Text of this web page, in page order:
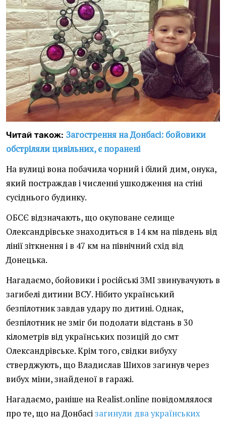
Читай також: Загострення на Донбасі: бойовики
обстріляли цивільних, є поранені
На вулиці вона побачила чорний і білий дим, онука,
який постраждав і численні ушкодження на стіні
сусіднього будинку.
ОБСЄ відзначають, що окуповане селище
Олександрівське знаходиться в 14 км на південь від
лінії зіткнення і в 47 км на північний схід від
Донецька.
Нагадаємо, бойовики і російські ЗМІ звинувачують в
загибелі дитини ВСУ. Нібито український
безпілотник завдав удару по дитині. Однак,
безпілотник не зміг би подолати відстань в 30
кілометрів від українських позицій до смт
Олександрівське. Крім того, свідки вибуху
стверджують, що Владислав Шихов загинув через
вибух міни, знайденої в гаражі.
Нагадаємо, раніше на Realist.online повідомлялося
про те, що на Донбасізагинули два українських